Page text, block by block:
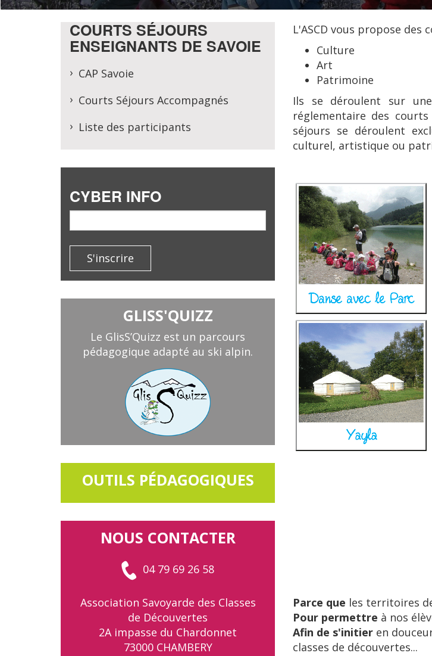
L'ASCD vous propose des
Culture
Art
Patrimoine
Ils se déroulent sur
réglementaire des
séjours se déroulent
culturel, artistique ou
Parce que les territoires
Pour permettre à nos
Afin de s'initier en
classes de découvertes...
COURTS SÉJOURS
ENSEIGNANTS DE SAVOIE
CAP Savoie
Courts Séjours Accompagnés
Liste des participants
CYBER INFO
S'inscrire
GLISS'QUIZZ
Le GlisS’Quizz est un parcours
pédagogique adapté au ski alpin.
OUTILS PÉDAGOGIQUES
NOUS CONTACTER
04 79 69 26 58
Association Savoyarde des Classes
de Découvertes
2A impasse du Chardonnet
73000 CHAMBERY